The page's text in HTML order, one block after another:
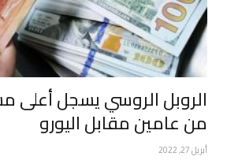
الروبل الروسي يسجل أعلى
من عامين مقابل اليورو
أبريل 27, 2022